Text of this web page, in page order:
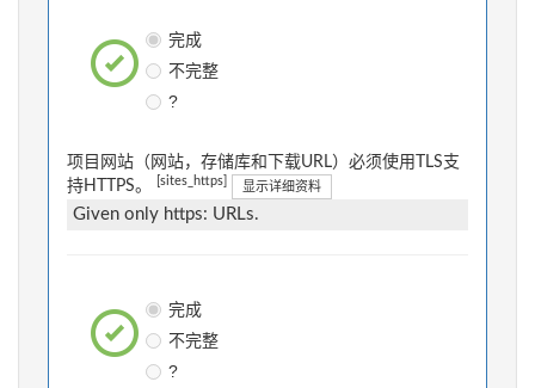
完成
不完整
?
项目网站（网站，存储库和下载URL）必须使用TLS支
持HTTPS。
[sites_https] 显示详细资料
Given only https: URLs.
完成
不完整
?